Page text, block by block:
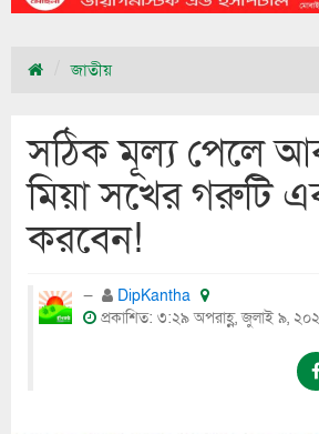
জাতীয়
সঠিক মূল্য পেলে
মিয়া সখের গরুটি
করবেন!
DipKantha
প্রকাশিত: ৩:২৯ অপরাহ্ণ, জুলাই ৯,